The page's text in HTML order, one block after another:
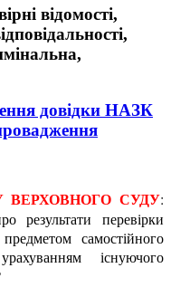
відомості,
довідки НАЗК
ВЕРХОВНОГО СУДУ:
перевірки
самостійного
існуючого